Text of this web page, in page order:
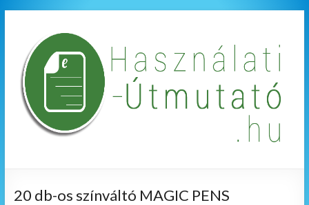
20 db-os színváltó MAGIC PENS